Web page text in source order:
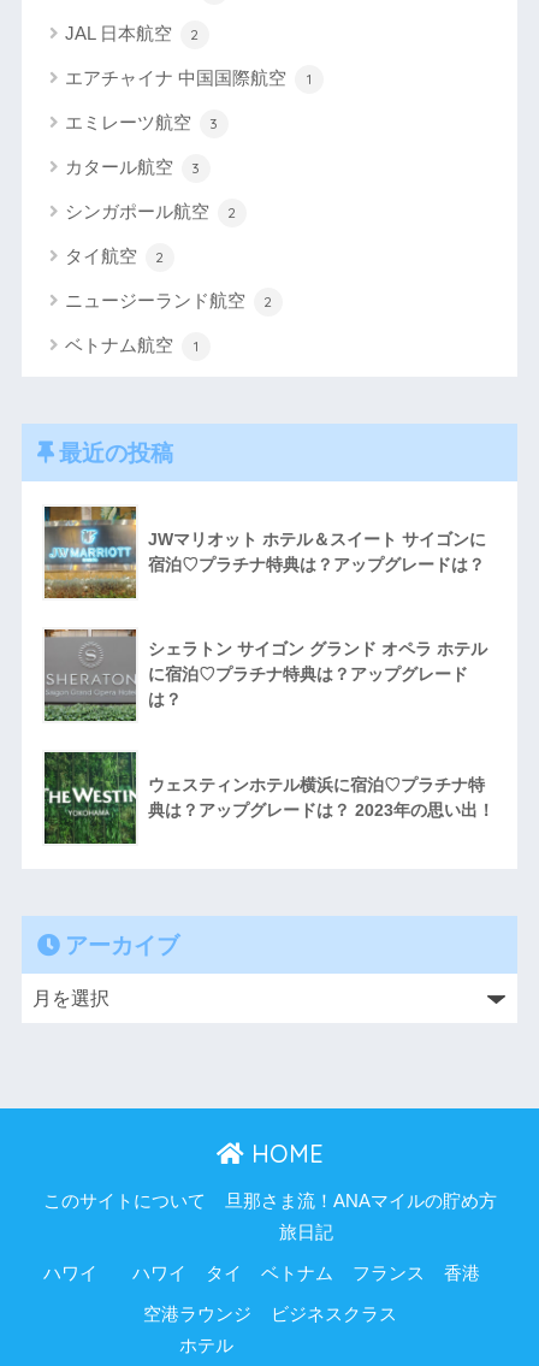
JAL 日本航空 2
エアチャイナ 中国国際航空 1
エミレーツ航空 3
カタール航空 3
シンガポール航空 2
タイ航空 2
ニュージーランド航空 2
ベトナム航空 1
最近の投稿
JWマリオット ホテル＆スイート サイゴンに
宿泊♡プラチナ特典は？アップグレードは？
シェラトン サイゴン グランド オペラ ホテル
に宿泊♡プラチナ特典は？アップグレード
は？
ウェスティンホテル横浜に宿泊♡プラチナ特
典は？アップグレードは？ 2023年の思い出！
アーカイブ
HOME
このサイトについて 旦那さま流！ANAマイルの貯め方
ハワイ
旅日記
ハワイ タイ ベトナム フランス 香港
空港ラウンジ
ビジネスクラス
ホテル